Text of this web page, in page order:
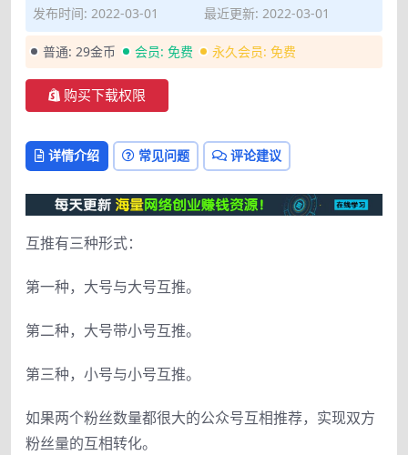
发布时间: 2022-03-01
最近更新: 2022-03-01
普通: 29金币 会员: 免费 永久会员: 免费
购买下载权限
详情介绍 常见问题 评论建议
互推有三种形式：
第一种，大号与大号互推。
第二种，大号带小号互推。
第三种，小号与小号互推。
如果两个粉丝数量都很大的公众号互相推荐，实现双方
粉丝量的互相转化。